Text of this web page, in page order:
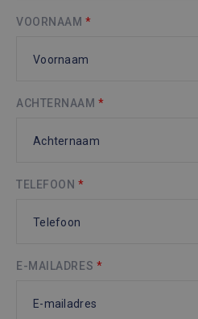
VOORNAAM*
ACHTERNAAM*
TELEFOON*
E-MAILADRES *